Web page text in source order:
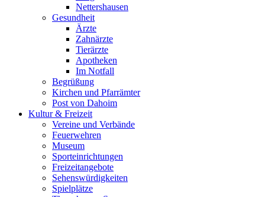
Nettershausen
Gesundheit
Ärzte
Zahnärzte
Tierärzte
Apotheken
Im Notfall
Begrüßung
Kirchen und Pfarrämter
Post von Dahoim
Kultur & Freizeit
Vereine und Verbände
Feuerwehren
Museum
Sporteinrichtungen
Freizeitangebote
Sehenswürdigkeiten
Spielplätze